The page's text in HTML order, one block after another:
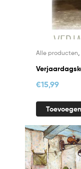
Alle producten
€15,99